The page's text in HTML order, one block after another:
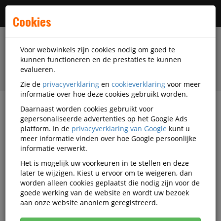
filter
Printer supplies
Inktcartridges
Inktcartridge zwart
Inktcartridge zwart
Populariteit
Cookies
Voor webwinkels zijn cookies nodig om goed te
kunnen functioneren en de prestaties te kunnen
evalueren.
Zie de privacyverklaring en cookieverklaring voor meer
informatie over hoe deze cookies gebruikt worden.
Daarnaast worden cookies gebruikt voor
gepersonaliseerde advertenties op het Google Ads
platform. In de privacyverklaring van Google kunt u
meer informatie vinden over hoe Google persoonlijke
informatie verwerkt.
Het is mogelijk uw voorkeuren in te stellen en deze
later te wijzigen. Kiest u ervoor om te weigeren, dan
worden alleen cookies geplaatst die nodig zijn voor de
goede werking van de website en wordt uw bezoek
aan onze website anoniem geregistreerd.